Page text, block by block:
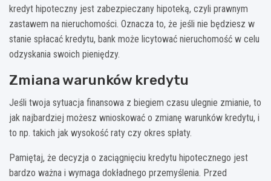
kredyt hipoteczny jest zabezpieczany hipoteką, czyli prawnym
zastawem na nieruchomości. Oznacza to, że jeśli nie będziesz w
stanie spłacać kredytu, bank może licytować nieruchomość w celu
odzyskania swoich pieniędzy.
Zmiana warunków kredytu
Jeśli twoja sytuacja finansowa z biegiem czasu ulegnie zmianie, to
jak najbardziej możesz wnioskować o zmianę warunków kredytu, i
to np. takich jak wysokość raty czy okres spłaty.
Pamiętaj, że decyzja o zaciągnięciu kredytu hipotecznego jest
bardzo ważna i wymaga dokładnego przemyślenia. Przed